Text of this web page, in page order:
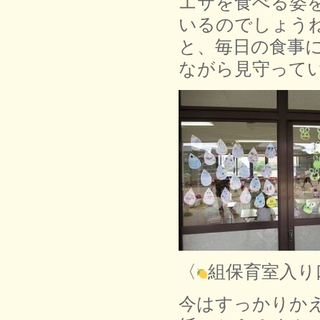
いるのでしょう
と、毎日の食事
ながら見守って
〈
組保育室入
今はすっかりか